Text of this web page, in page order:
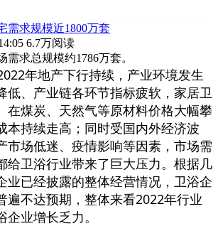
需求规模近1800万套
6.7万阅读
需求总规模约1786万套。
年地产下行持续，产业环境发生
低、产业链各环节指标疲软，家居卫
在煤炭、天然气等原材料价格大幅攀
本持续走高；同时受国内外经济波
市场低迷、疫情影响等因素，市场需
给卫浴行业带来了巨大压力。根据几
业已经披露的整体经营情况，卫浴企
遍不达预期，整体来看2022年行业
业增长乏力。